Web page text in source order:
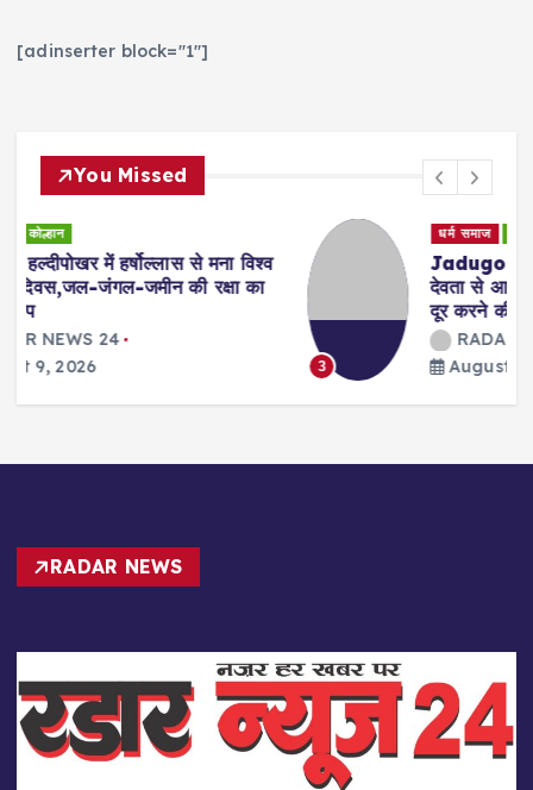
[adinserter block="1"]
You Missed
3
Jadugora : विश्व आदिवासी दिवस पर ईष्ट
देवता से आदिवासियों ने मांगी सामाजिक बुराइयां
RADAR NEWS 24
August 9, 2026
RADAR NEWS